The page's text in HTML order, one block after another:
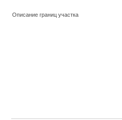
Описание границ участка